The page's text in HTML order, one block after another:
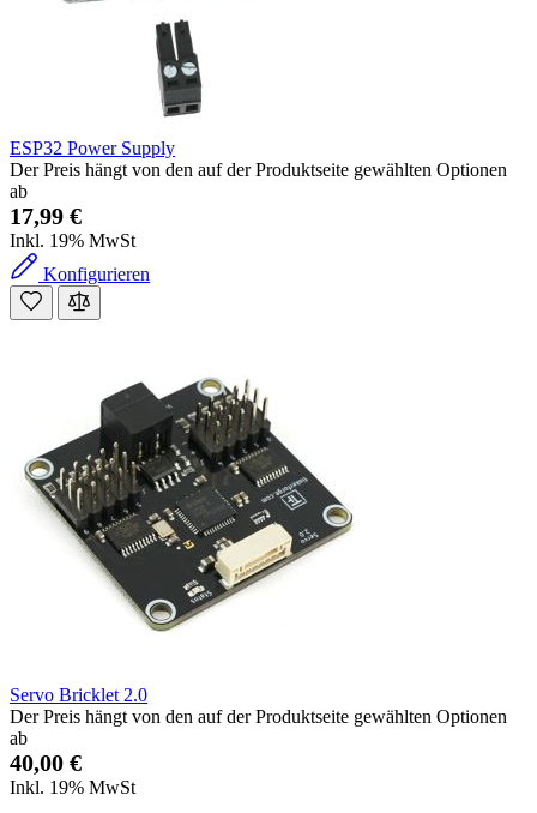
ESP32 Power Supply
Der Preis hängt von den auf der Produktseite gewählten Optionen
ab
17,99 €
Inkl. 19% MwSt
Konfigurieren
Servo Bricklet 2.0
Der Preis hängt von den auf der Produktseite gewählten Optionen
ab
40,00 €
Inkl. 19% MwSt